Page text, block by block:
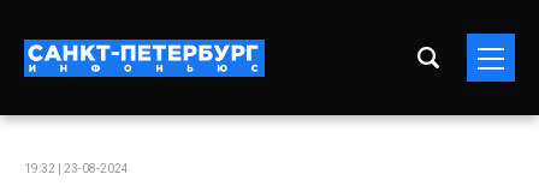
19:32 | 23-08-2024